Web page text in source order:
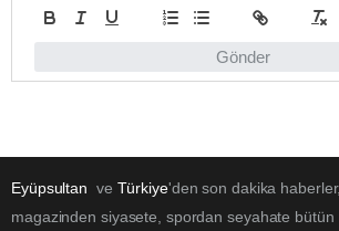
Gönder
Eyüpsultan ve Türkiye'den son dakika haberler,
magazinden siyasete, spordan seyahate bütün